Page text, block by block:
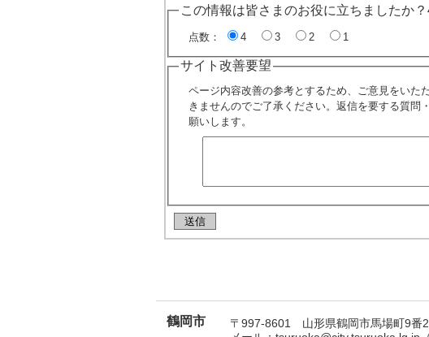
この情報は皆さまのお役に立ちましたか
点数： 4 3 2 1
サイト改善要望
ページ内容改善の参考とするため、ご意見をいた
きませんのでご了承ください。返信を要する質問
願いします。
鶴岡市
〒997-8601 山形県鶴岡市馬場町9